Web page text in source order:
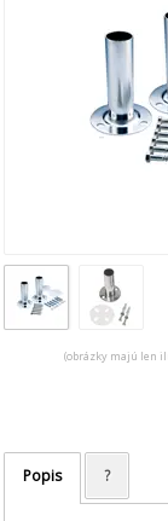
(obrázky majú len
Popis ?